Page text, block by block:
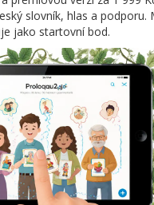
slovník, hlas a podporu.
jako startovní bod.